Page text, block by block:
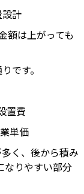
計
額は上がっても
です。
置費
単価
く、後から積み
なりやすい部分